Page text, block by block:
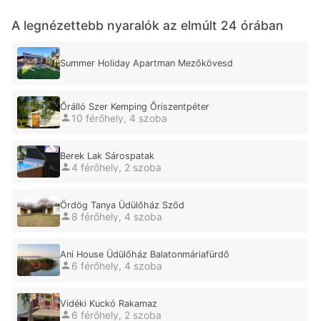
A legnézettebb nyaralók az elmúlt 24 órában
Summer Holiday Apartman Mezőkövesd
Őrálló Szer Kemping Őriszentpéter
10 férőhely, 4 szoba
Berek Lak Sárospatak
4 férőhely, 2 szoba
Ördög Tanya Üdülőház Sződ
8 férőhely, 4 szoba
Ani House Üdülőház Balatonmáriafürdő
6 férőhely, 4 szoba
Vidéki Kuckó Rakamaz
6 férőhely, 2 szoba